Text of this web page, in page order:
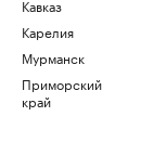
Кавказ
Карелия
Мурманск
Приморский
край